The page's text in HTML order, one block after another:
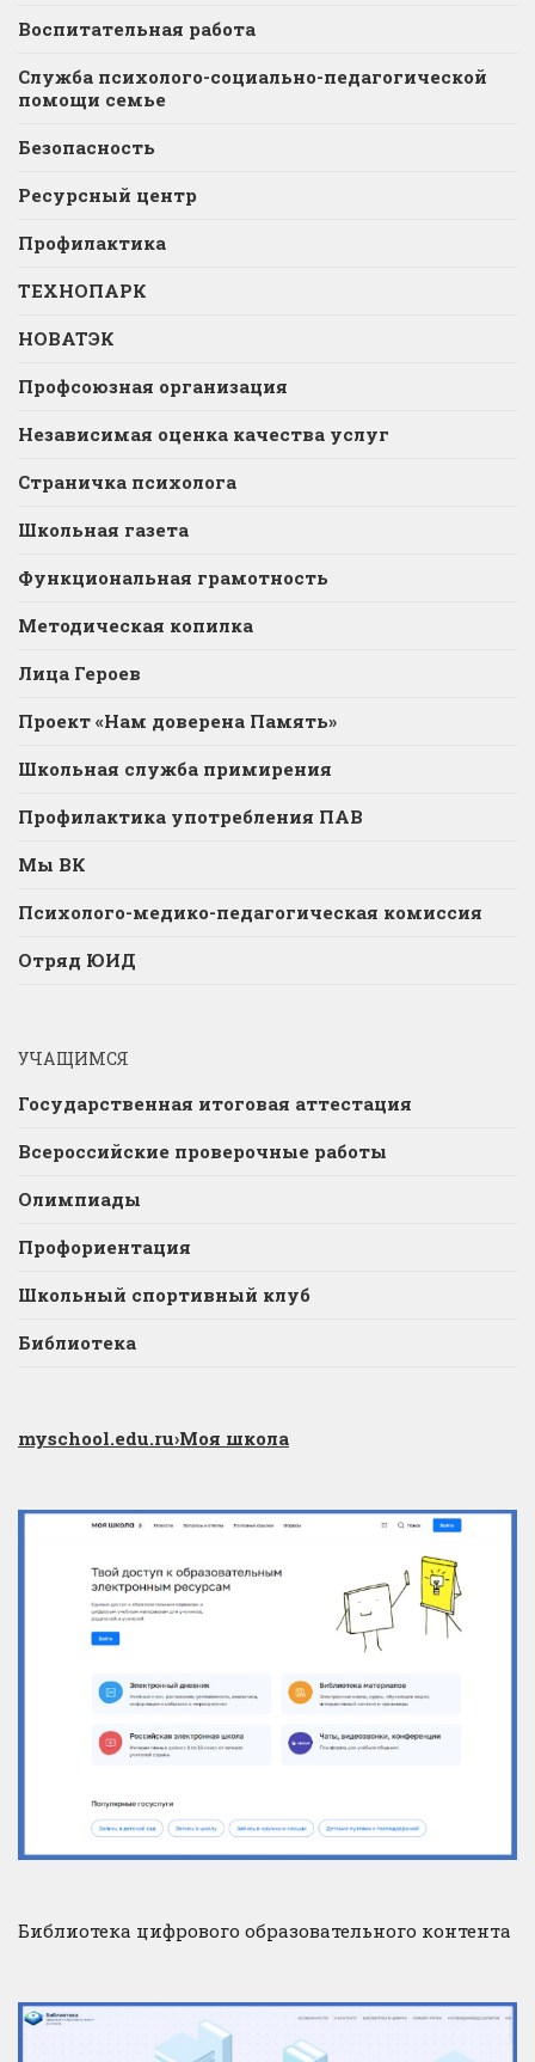
Воспитательная работа
Служба психолого-социально-педагогической
помощи семье
Безопасность
Ресурсный центр
Профилактика
ТЕХНОПАРК
НОВАТЭК
Профсоюзная организация
Независимая оценка качества услуг
Страничка психолога
Школьная газета
Функциональная грамотность
Методическая копилка
Лица Героев
Проект «Нам доверена Память»
Школьная служба примирения
Профилактика употребления ПАВ
Мы ВК
Психолого-медико-педагогическая комиссия
Отряд ЮИД
УЧАЩИМСЯ
Государственная итоговая аттестация
Всероссийские проверочные работы
Олимпиады
Профориентация
Школьный спортивный клуб
Библиотека
myschool.edu.ru›Моя школа
Библиотека цифрового образовательного контента